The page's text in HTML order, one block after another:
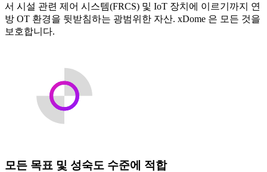
서 시설 관련 제어 시스템(FRCS) 및 IoT 장치에 이르기까지 연
방 OT 환경을 뒷받침하는 광범위한 자산. xDome 은 모든 것을
보호합니다.
모든 목표 및 성숙도 수준에 적합